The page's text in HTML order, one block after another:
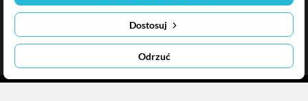
NASZA FIRMA 
INFORMACJA O SKLEPIE 
Odrzuć
Dostosuj